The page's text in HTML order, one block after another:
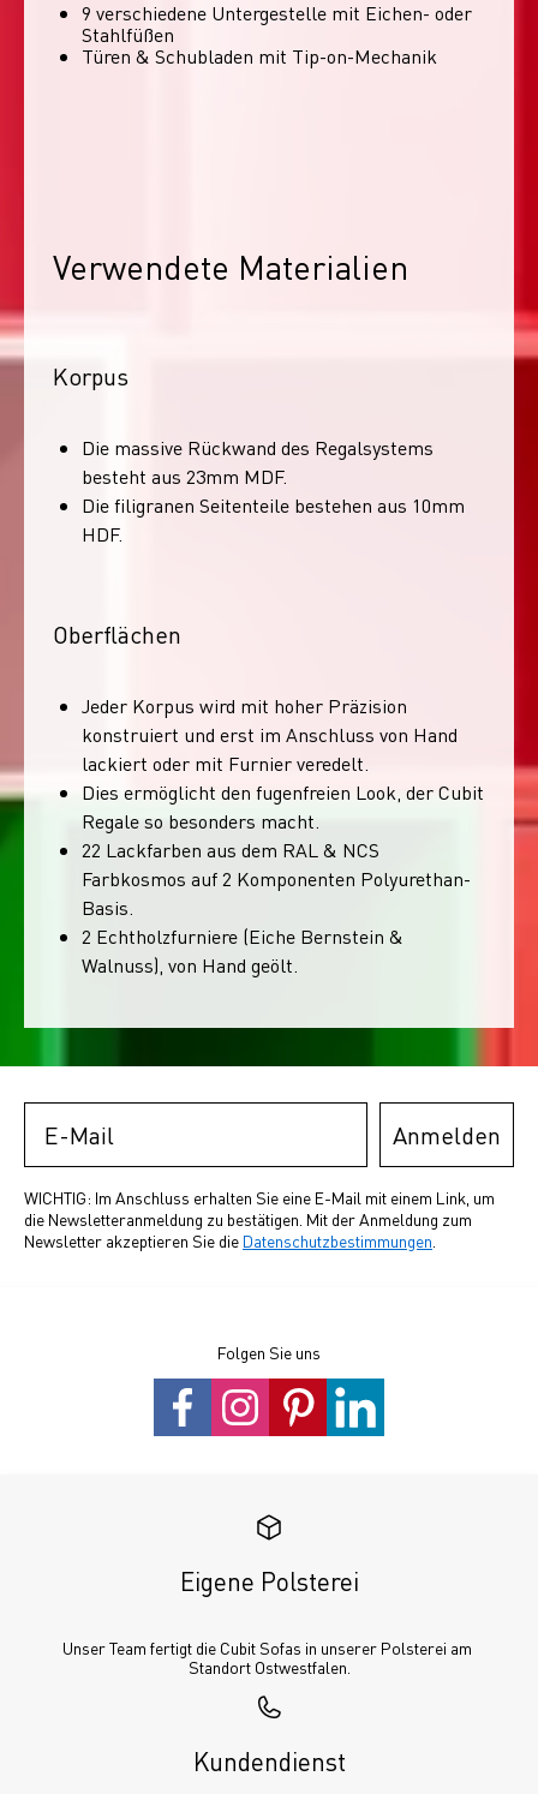
9 verschiedene Untergestelle mit Eichen- oder
Stahlfüßen
Türen & Schubladen mit Tip-on-Mechanik
Verwendete Materialien
Korpus
Die massive Rückwand des Regalsystems
besteht aus 23mm MDF.
Die filigranen Seitenteile bestehen aus 10mm
HDF.
Oberflächen
Jeder Korpus wird mit hoher Präzision
konstruiert und erst im Anschluss von Hand
lackiert oder mit Furnier veredelt.
Dies ermöglicht den fugenfreien Look, der Cubit
Regale so besonders macht.
22 Lackfarben aus dem RAL & NCS
Farbkosmos auf 2 Komponenten Polyurethan-
Basis.
2 Echtholzfurniere (Eiche Bernstein &
Walnuss), von Hand geölt.
Anmelden
WICHTIG: Im Anschluss erhalten Sie eine E-Mail mit einem Link, um
die Newsletteranmeldung zu bestätigen. Mit der Anmeldung zum
Newsletter akzeptieren Sie die Datenschutzbestimmungen
Folgen Sie uns
Eigene Polsterei
Unser Team fertigt die Cubit Sofas in unserer Polsterei am
Standort Ostwestfalen.
Kundendienst